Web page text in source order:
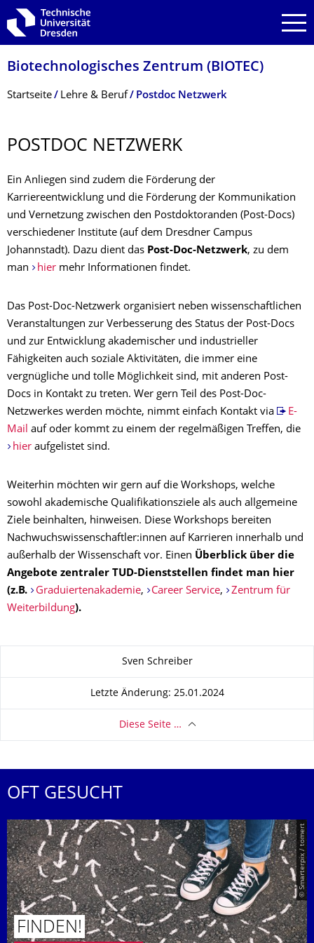
Zur Hauptnavigation springen
Zur Suche springen
Zum Inhalt springen
Biotechnologisches Zentrum (BIOTEC)
Breadcrumb-Menü
Startseite Lehre & Beruf Postdoc Netzwerk
POSTDOC NETZWERK
Ein Anliegen sind zudem die Förderung der
Karriereentwicklung und die Förderung der Kommunikation
und Vernetzung zwischen den Postdoktoranden (Post-Docs)
verschiedener Institute (auf dem Dresdner Campus
Johannstadt). Dazu dient das Post-Doc-Netzwerk, zu dem
man
hiermehr Informationen findet.
Das Post-Doc-Netzwerk organisiert neben wissenschaftlichen
Veranstaltungen zur Verbesserung des Status der Post-Docs
und zur Entwicklung akademischer und industrieller
Fähigkeiten auch soziale Aktivitäten, die immer eine
vergnügliche und tolle Möglichkeit sind, mit anderen Post-
Docs in Kontakt zu treten. Wer gern Teil des Post-Doc-
Netzwerkes werden möchte, nimmt einfach Kontakt via
E-
Mail auf oder kommt zu einem der regelmäßigen Treffen, die
hier aufgelistet sind.
Weiterhin möchten wir gern auf die Workshops, welche
sowohl akademische Qualifikationsziele als auch allgemeine
Ziele beinhalten, hinweisen. Diese Workshops bereiten
Nachwuchswissenschaftler:innen auf Karrieren innerhalb und
außerhalb der Wissenschaft vor. Einen Überblick über die
Angebote zentraler TUD-Dienststellen findet man hier
(z.B.
Graduiertenakademie, Career Service,
Zentrum für
Weiterbildung).
Sven Schreiber
Letzte Änderung: 25.01.2024
Diese Seite …
OFT GESUCHT
© Smarterpix / tomert
FINDEN!